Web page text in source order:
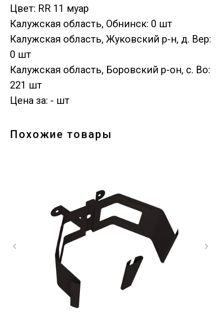
Цвет: RR 11 муар
Калужская область, Обнинск: 0 шт
Калужская область, Жуковский р-н, д. Вер:
0 шт
Калужская область, Боровский р-он, с. Во:
221 шт
Цена за: - шт
Похожие товары